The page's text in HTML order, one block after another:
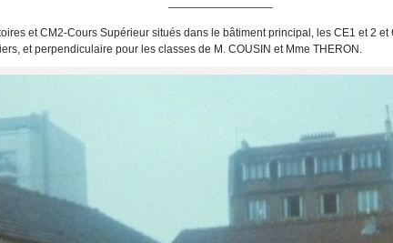
—————————–
et CM2-Cours Supérieur situés dans le bâtiment principal, les CE1 et 2
et perpendiculaire pour les classes de M. COUSIN et Mme THERON.